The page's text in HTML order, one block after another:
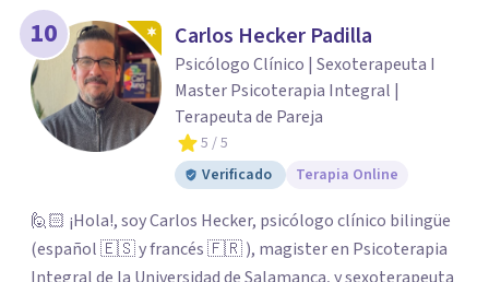
10 Carlos Hecker Padilla
Psicólogo Clínico | Sexoterapeuta I
Master Psicoterapia Integral |
Terapeuta de Pareja
5 / 5
Verificado
Terapia Online
🙋🏻 ¡Hola!, soy Carlos Hecker, psicólogo clínico bilingüe
(español 🇪🇸 y francés 🇫🇷 ), magister en Psicoterapia